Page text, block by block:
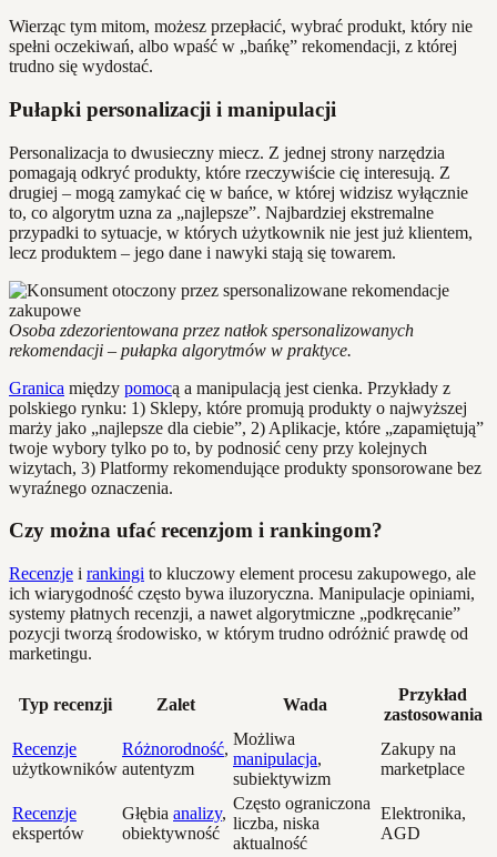
Wierząc tym mitom, możesz przepłacić, wybrać produkt, który nie
spełni oczekiwań, albo wpaść w „bańkę” rekomendacji, z której
trudno się wydostać.
Pułapki personalizacji i manipulacji
Personalizacja to dwusieczny miecz. Z jednej strony narzędzia
pomagają odkryć produkty, które rzeczywiście cię interesują. Z
drugiej – mogą zamykać cię w bańce, w której widzisz wyłącznie
to, co algorytm uzna za „najlepsze”. Najbardziej ekstremalne
przypadki to sytuacje, w których użytkownik nie jest już klientem,
lecz produktem – jego dane i nawyki stają się towarem.
Osoba zdezorientowana przez natłok spersonalizowanych
rekomendacji – pułapka algorytmów w praktyce.
Granica między pomocą a manipulacją jest cienka. Przykłady z
polskiego rynku: 1) Sklepy, które promują produkty o najwyższej
marży jako „najlepsze dla ciebie”, 2) Aplikacje, które „zapamiętują”
twoje wybory tylko po to, by podnosić ceny przy kolejnych
wizytach, 3) Platformy rekomendujące produkty sponsorowane bez
wyraźnego oznaczenia.
Czy można ufać recenzjom i rankingom?
Recenzje i rankingi to kluczowy element procesu zakupowego, ale
ich wiarygodność często bywa iluzoryczna. Manipulacje opiniami,
systemy płatnych recenzji, a nawet algorytmiczne „podkręcanie”
pozycji tworzą środowisko, w którym trudno odróżnić prawdę od
marketingu.
Typ recenzji Zalet Wada
Przykład
zastosowania
Recenzje
użytkowników
Różnorodność,
autentyzm
Możliwa
manipulacja,
subiektywizm
Zakupy na
marketplace
Recenzje
ekspertów
Głębia analizy,
obiektywność
Często ograniczona
liczba, niska
aktualność
Elektronika,
AGD